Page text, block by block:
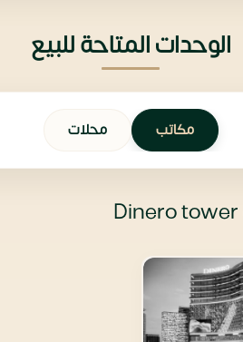
الوحدات المتاحة للبيع
مكاتب محلات